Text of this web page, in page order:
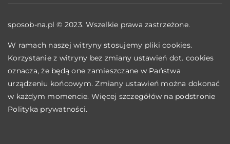
sposob-na.pl © 2023. Wszelkie prawa zastrzeżone.
W ramach naszej witryny stosujemy pliki cookies.
Korzystanie z witryny bez zmiany ustawień dot. cookies
oznacza, że będą one zamieszczane w Państwa
urządzeniu końcowym. Zmiany ustawień można dokonać
w każdym momencie. Więcej szczegółów na podstronie
Polityka prywatności.